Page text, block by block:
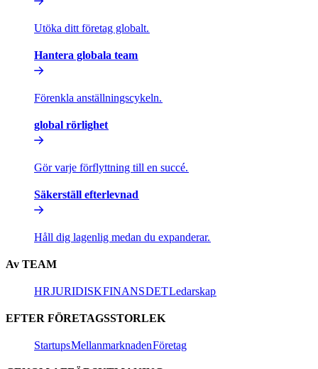
Utöka ditt företag globalt.​​
Hantera globala team​​
Förenkla anställningscykeln.​​
global rörlighet​​
Gör varje förflyttning till en succé.​​
Säkerställ efterlevnad​​
Håll dig lagenlig medan du expanderar.​​
Av TEAM​​
HR​​JURIDISK​​FINANS​​DET​​Ledarskap​​
EFTER FÖRETAGSSTORLEK​​
Startups​​Mellanmarknaden​​Företag​​